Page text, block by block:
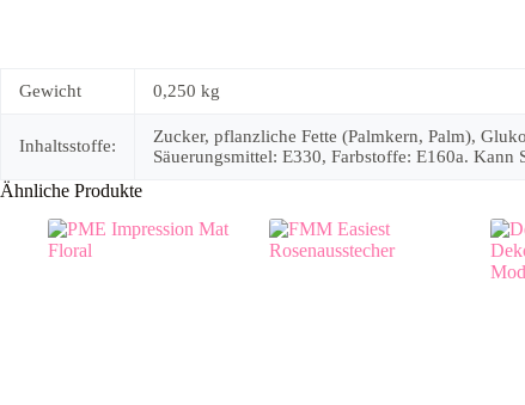
Gewicht 0,250 kg
Inhaltsstoffe:
Zucker, pflanzliche Fette (Palmkern, Palm),
Säuerungsmittel: E330, Farbstoffe: E160a.
Ähnliche Produkte